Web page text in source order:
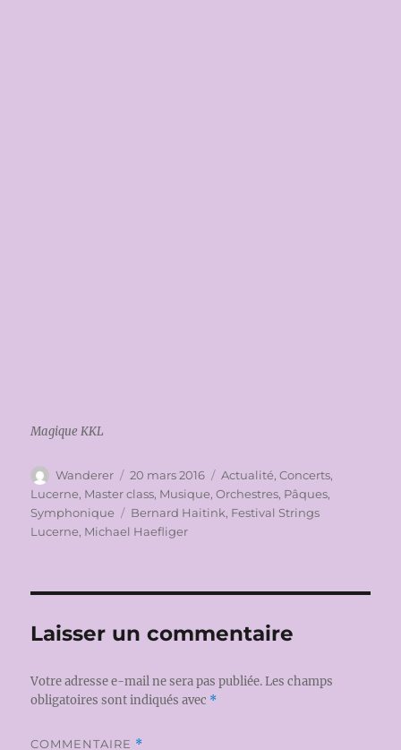
Magique KKL
Auteur
Wanderer
Publié
le
20 mars 2016 Catégories
Actualité,Concerts,
Lucerne, Master class, Musique,Orchestres, Pâques,
Symphonique
Étiquettes
Bernard Haitink, Festival Strings
Lucerne, Michael Haefliger
Laisser un commentaire
Votre adresse e-mail ne sera pas publiée. Les champs
obligatoires sont indiqués avec *
COMMENTAIRE *